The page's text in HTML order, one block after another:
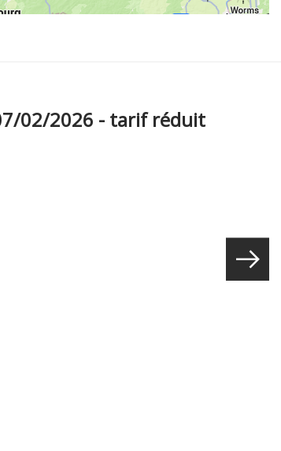
02/2026 - tarif réduit